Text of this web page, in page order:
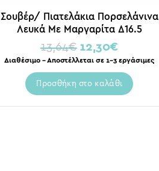
Σουβέρ/ Πιατελάκια Πορσελάνινα
Λευκά Με Μαργαρίτα Δ16.5
13,64€ 12,30€
Διαθέσιμο – Αποστέλλεται σε 1-3 εργάσιμες
Προσθήκη στο καλάθι